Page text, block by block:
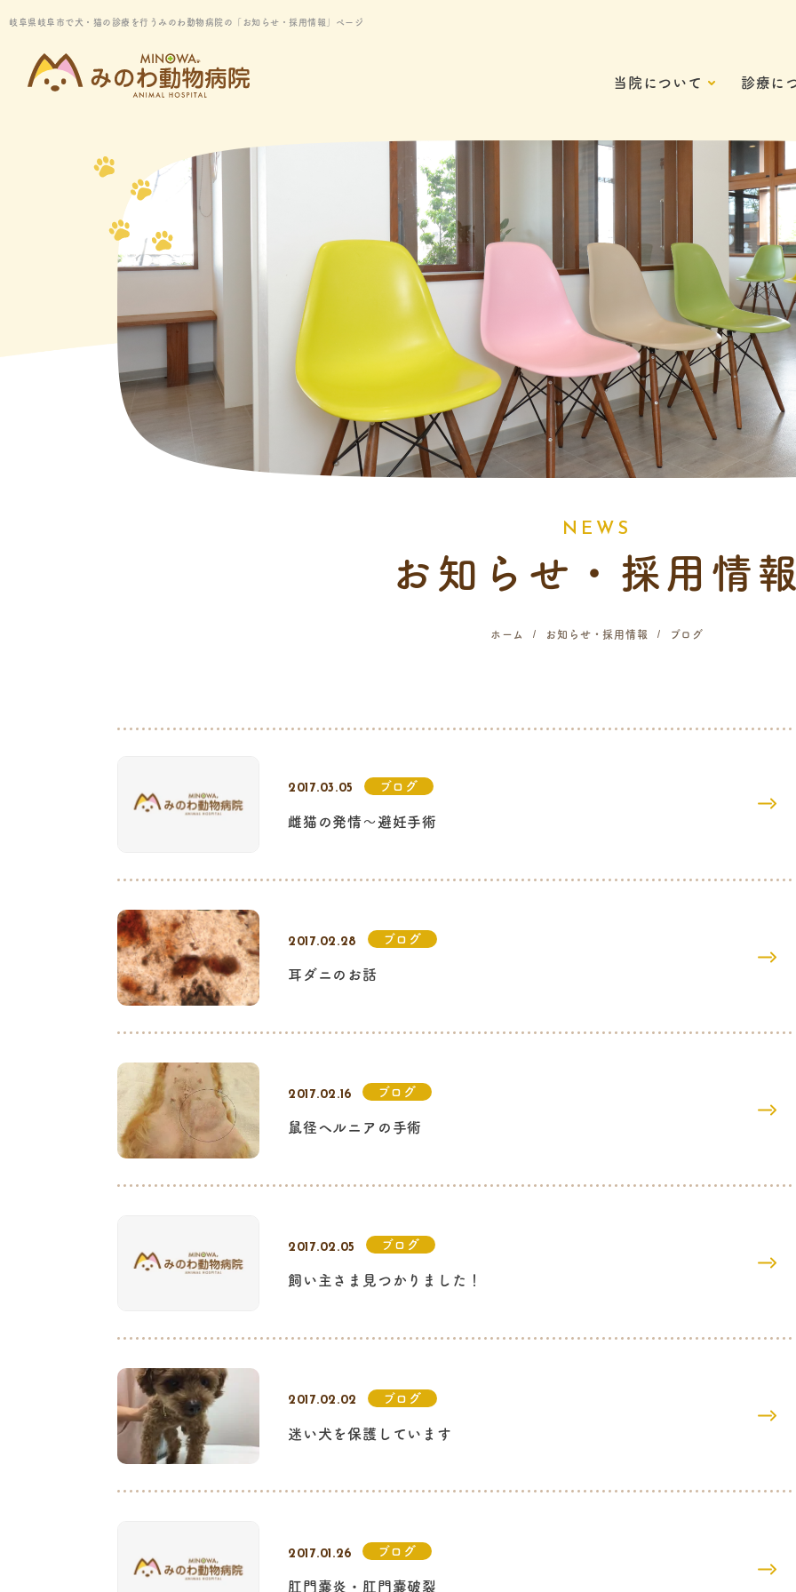
岐阜県岐阜市で犬・猫の診療を行うみのわ動物病院の「お知らせ・採用情報」ページ
当院について 診療に
N E W S
お知らせ・採用情
ホーム お知らせ・採用情報 ブログ
2017.03.05 ブログ
雌猫の発情～避妊手術
2017.02.28 ブログ
耳ダニのお話
2017.02.16 ブログ
鼠径ヘルニアの手術
2017.02.05 ブログ
飼い主さま見つかりました！
2017.02.02 ブログ
迷い犬を保護しています
2017.01.26 ブログ
肛門嚢炎・肛門嚢破裂